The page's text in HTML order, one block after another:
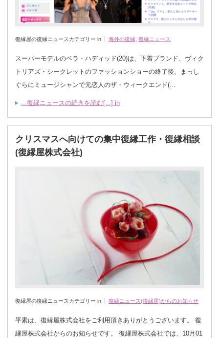
復縁屋の復縁ニュースカテゴリー in 海外の復縁 復縁ニュース
スーパーモデルのベラ・ハディッド(20)は、下着ブランド、ヴィク
トリアズ・シークレットのファッションショーの終了後、まっし
ぐらにミュージシャンで元恋人のザ・ウィークエンド(…
...復縁ニュースの続きを読む[...] in
クリスマスへ向けての集中復縁工作・復縁相談
(復縁屋株式会社)
復縁屋の復縁ニュースカテゴリー in 復縁ニュース(復縁屋)からのお知らせ
平素は、復縁屋株式会社をご利用頂きありがとうございます。 復
縁屋株式会社からのお知らせです。 復縁屋株式会社では、10月01